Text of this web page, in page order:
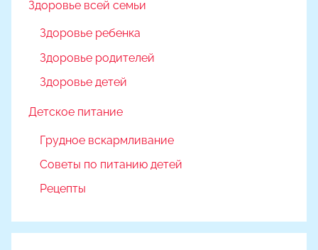
Здоровье всей семьи
Здоровье ребенка
Здоровье родителей
Здоровье детей
Детское питание
Грудное вскармливание
Советы по питанию детей
Рецепты